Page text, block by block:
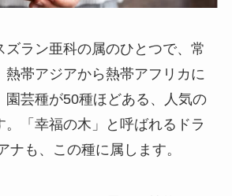
ズラン亜科の属のひとつで、常
熱帯アジアから熱帯アフリカに
園芸種が50種ほどある、人気の
。「幸福の木」と呼ばれるドラ
ナも、この種に属します。